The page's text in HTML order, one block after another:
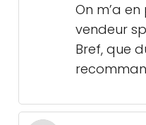
On m’a
vendeur
Bref, que